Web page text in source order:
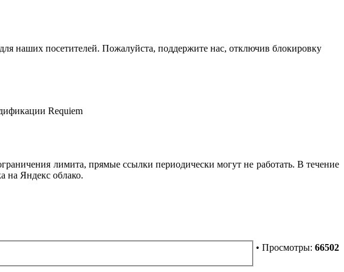
наших посетителей. Пожалуйста, поддержите нас, отключив блокировку
Requiem
лимита, прямые ссылки периодически могут не работать. В течение
на Яндекс облако.
• Просмотры: 66502